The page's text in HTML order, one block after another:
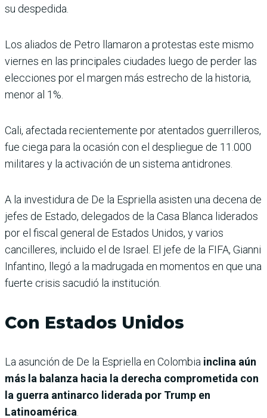
su despedida.
Los aliados de Petro llamaron a protestas este mismo
viernes en las principales ciudades luego de perder las
elecciones por el margen más estrecho de la historia,
menor al 1%.
Cali, afectada recientemente por atentados guerrilleros,
fue ciega para la ocasión con el despliegue de 11.000
militares y la activación de un sistema antidrones.
A la investidura de De la Espriella asisten una decena de
jefes de Estado, delegados de la Casa Blanca liderados
por el fiscal general de Estados Unidos, y varios
cancilleres, incluido el de Israel. El jefe de la FIFA, Gianni
Infantino, llegó a la madrugada en momentos en que una
fuerte crisis sacudió la institución.
Con Estados Unidos
La asunción de De la Espriella en Colombia inclina aún
más la balanza hacia la derecha comprometida con
la guerra antinarco liderada por Trump en
Latinoamérica.